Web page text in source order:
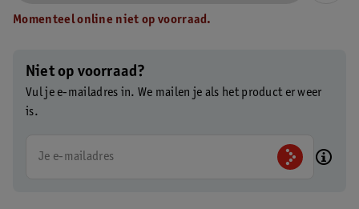
Momenteel online niet op voorraad.
Niet op voorraad?
Vul je e-mailadres in. We mailen je als het product er weer
is.
Je e-mailadres